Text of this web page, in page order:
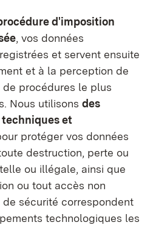
d'imposition
, vos données
et servent ensuite
et à la perception de
procédures le plus
Nous utilisons des
techniques et
protéger vos données
destruction, perte ou
ou illégale, ainsi que
ou tout accès non
de sécurité correspondent
technologiques les